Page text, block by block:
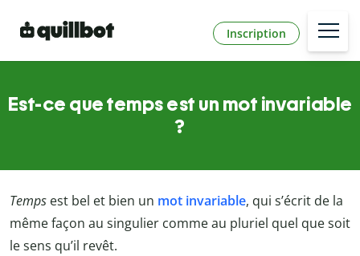
Inscription
Est-ce que temps est un mot invariable
?
Temps est bel et bien un mot invariable, qui s’écrit de la
même façon au singulier comme au pluriel quel que soit
le sens qu’il revêt.